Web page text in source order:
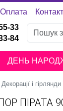
Оплата
33
84
ДЕНЬ
Декорації і
ПІРАТА